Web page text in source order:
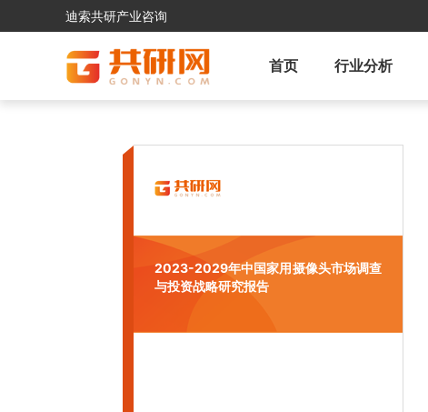
迪索共研产业咨询
首页 行业分析
2023-2029年中国家用摄像头市场调查
与投资战略研究报告